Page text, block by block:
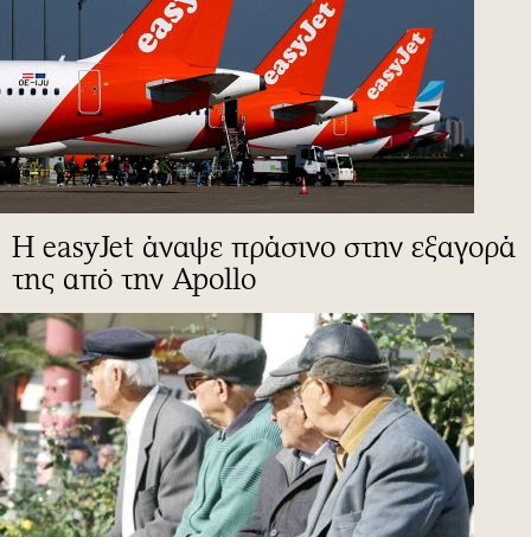
Η easyJet άναψε πράσινο στην εξαγορά
της από την Apollo